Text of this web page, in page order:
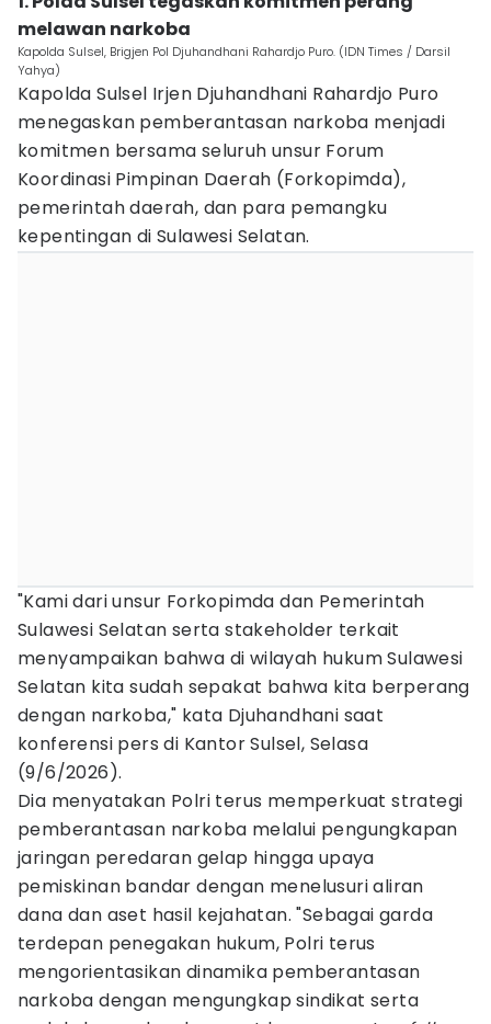
melawan narkoba
Kapolda Sulsel, Brigjen Pol Djuhandhani Rahardjo Puro. (IDN Times / Darsil
Yahya)
Kapolda Sulsel Irjen Djuhandhani Rahardjo Puro
menegaskan pemberantasan narkoba menjadi
komitmen bersama seluruh unsur Forum
Koordinasi Pimpinan Daerah (Forkopimda),
pemerintah daerah, dan para pemangku
kepentingan di Sulawesi Selatan.
"Kami dari unsur Forkopimda dan Pemerintah
Sulawesi Selatan serta stakeholder terkait
menyampaikan bahwa di wilayah hukum Sulawesi
Selatan kita sudah sepakat bahwa kita berperang
dengan narkoba," kata Djuhandhani saat
konferensi pers di Kantor Sulsel, Selasa
(9/6/2026).
Dia menyatakan Polri terus memperkuat strategi
pemberantasan narkoba melalui pengungkapan
jaringan peredaran gelap hingga upaya
pemiskinan bandar dengan menelusuri aliran
dana dan aset hasil kejahatan. "Sebagai garda
terdepan penegakan hukum, Polri terus
mengorientasikan dinamika pemberantasan
narkoba dengan mengungkap sindikat serta